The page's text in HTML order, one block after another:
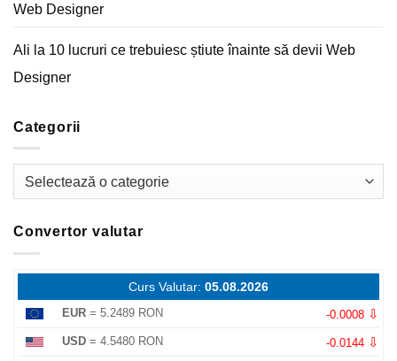
Web Designer
Ali la 10 lucruri ce trebuiesc știute înainte să devii Web
Designer
Categorii
Categorii
Convertor valutar
Curs Valutar: 05.08.2026
EUR = 5.2489 RON -0.0008 ⇩
USD = 4.5480 RON -0.0144 ⇩